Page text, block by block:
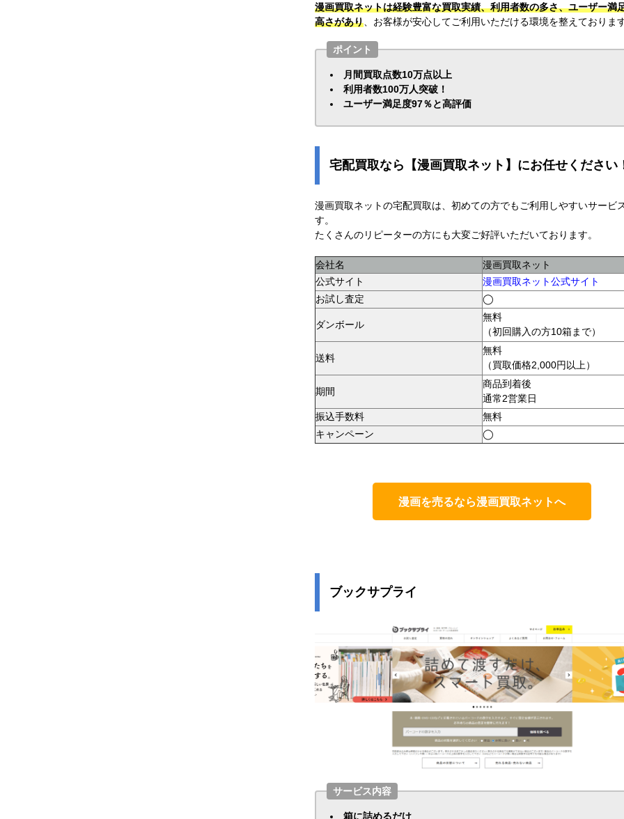
漫画買取ネットは経験豊富な買取実績、利用者数の多さ、ユーザー満
高さがあり 、お客様が安心してご利用いただける環境を整えておりま
ポイント
月間買取点数10万点以上
利用者数100万人突破！
ユーザー満足度97％と高評価
宅配買取なら【漫画買取ネット】にお任せください
漫画買取ネットの宅配買取は、初めての方でもご利用しやすいサービ
す。
たくさんのリピーターの方にも大変ご好評いただいております。
会社名
漫画買取ネット
公式サイト
漫画買取ネット公式サイト
お試し査定
◯
ダンボール
無料
（初回購入の方10箱まで）
送料
無料
（買取価格2,000円以上）
期間
商品到着後
通常2営業日
振込手数料
無料
キャンペーン
◯
漫画を売るなら漫画買取ネットへ
ブックサプライ
サービス内容
箱に詰めるだけ